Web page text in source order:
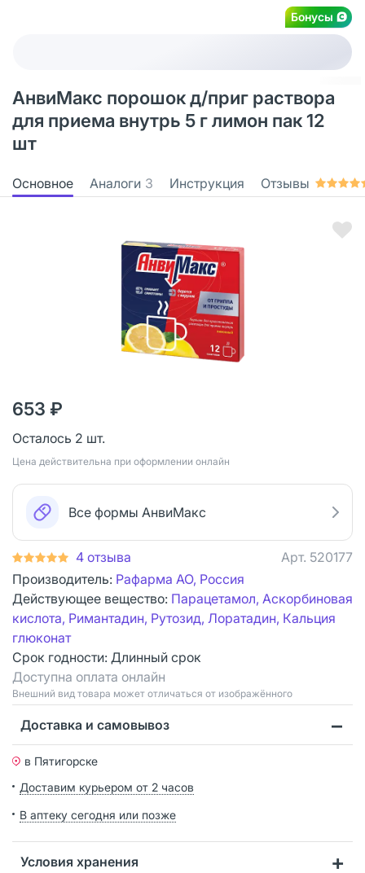
Бонусы
АнвиМакс порошок д/приг раствора
для приема внутрь 5 г лимон пак 12
шт
Основное Аналоги 3 Инструкция Отзывы
653 ₽
Осталось 2 шт.
Цена действительна при оформлении онлайн
Все формы АнвиМакс
4 отзыва Арт. 520177
Производитель: Рафарма АО, Россия
Действующее вещество: Парацетамол, Аскорбиновая
кислота, Римантадин, Рутозид, Лоратадин, Кальция
глюконат
Срок годности: Длинный срок
Доступна оплата онлайн
Bнешний вид товара может отличаться от изображённого
Доставка и самовывоз
в Пятигорске
Доставим курьером от 2 часов
В аптеку сегодня или позже
Условия хранения